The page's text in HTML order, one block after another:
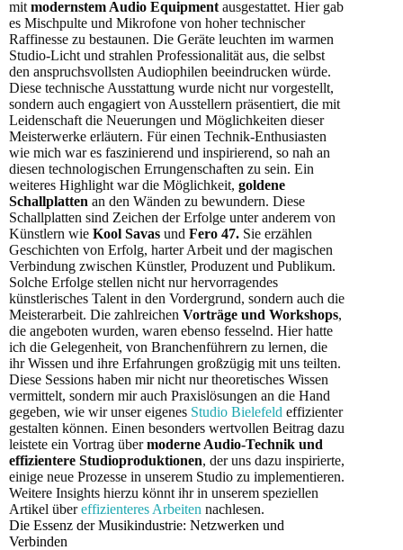
mit modernstem Audio Equipment ausgestattet. Hier gab
es Mischpulte und Mikrofone von hoher technischer
Raffinesse zu bestaunen. Die Geräte leuchten im warmen
Studio-Licht und strahlen Professionalität aus, die selbst
den anspruchsvollsten Audiophilen beeindrucken würde.
Diese technische Ausstattung wurde nicht nur vorgestellt,
sondern auch engagiert von Ausstellern präsentiert, die mit
Leidenschaft die Neuerungen und Möglichkeiten dieser
Meisterwerke erläutern. Für einen Technik-Enthusiasten
wie mich war es faszinierend und inspirierend, so nah an
diesen technologischen Errungenschaften zu sein. Ein
weiteres Highlight war die Möglichkeit, goldene
Schallplatten an den Wänden zu bewundern. Diese
Schallplatten sind Zeichen der Erfolge unter anderem von
Künstlern wie Kool Savas und Fero 47. Sie erzählen
Geschichten von Erfolg, harter Arbeit und der magischen
Verbindung zwischen Künstler, Produzent und Publikum.
Solche Erfolge stellen nicht nur hervorragendes
künstlerisches Talent in den Vordergrund, sondern auch die
Meisterarbeit. Die zahlreichen Vorträge und Workshops,
die angeboten wurden, waren ebenso fesselnd. Hier hatte
ich die Gelegenheit, von Branchenführern zu lernen, die
ihr Wissen und ihre Erfahrungen großzügig mit uns teilten.
Diese Sessions haben mir nicht nur theoretisches Wissen
vermittelt, sondern mir auch Praxislösungen an die Hand
gegeben, wie wir unser eigenes Studio Bielefeld effizienter
gestalten können. Einen besonders wertvollen Beitrag dazu
leistete ein Vortrag übermoderne Audio-Technik und
effizientere Studioproduktionen, der uns dazu inspirierte,
einige neue Prozesse in unserem Studio zu implementieren.
Weitere Insights hierzu könnt ihr in unserem speziellen
Artikel übereffizienteres Arbeiten nachlesen.
Die Essenz der Musikindustrie: Netzwerken und
Verbinden